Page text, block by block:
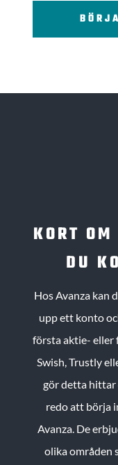
KORT
DU
Hos Avanza kan
upp ett konto
första aktie- eller
Swish, Trustly
gör detta hittar
redo att börja
Avanza. De
olika områden